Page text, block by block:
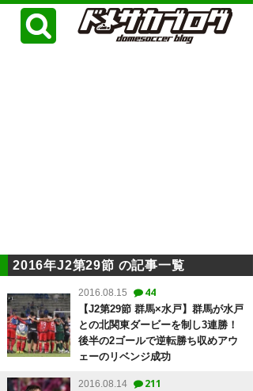
2016年J2第29節 の記事一覧
2016.08.15 44
【J2第29節 群馬×水戸】群馬が水戸
との北関東ダービーを制し3連勝！
後半の2ゴールで逆転勝ち収めアウ
ェーのリベンジ成功
2016.08.14 211